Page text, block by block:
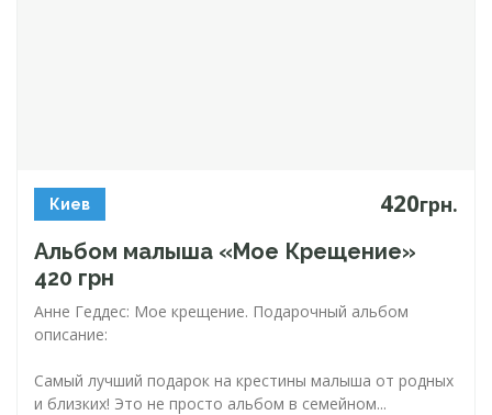
Киев 420грн.
Альбом малыша «Мое Крещение»
420 грн
Анне Геддес: Мое крещение. Подарочный альбом
описание:
Самый лучший подарок на крестины малыша от родных
и близких! Это не просто альбом в семейном...